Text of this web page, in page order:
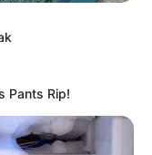
Pückler-Park
in
Pants Rip!